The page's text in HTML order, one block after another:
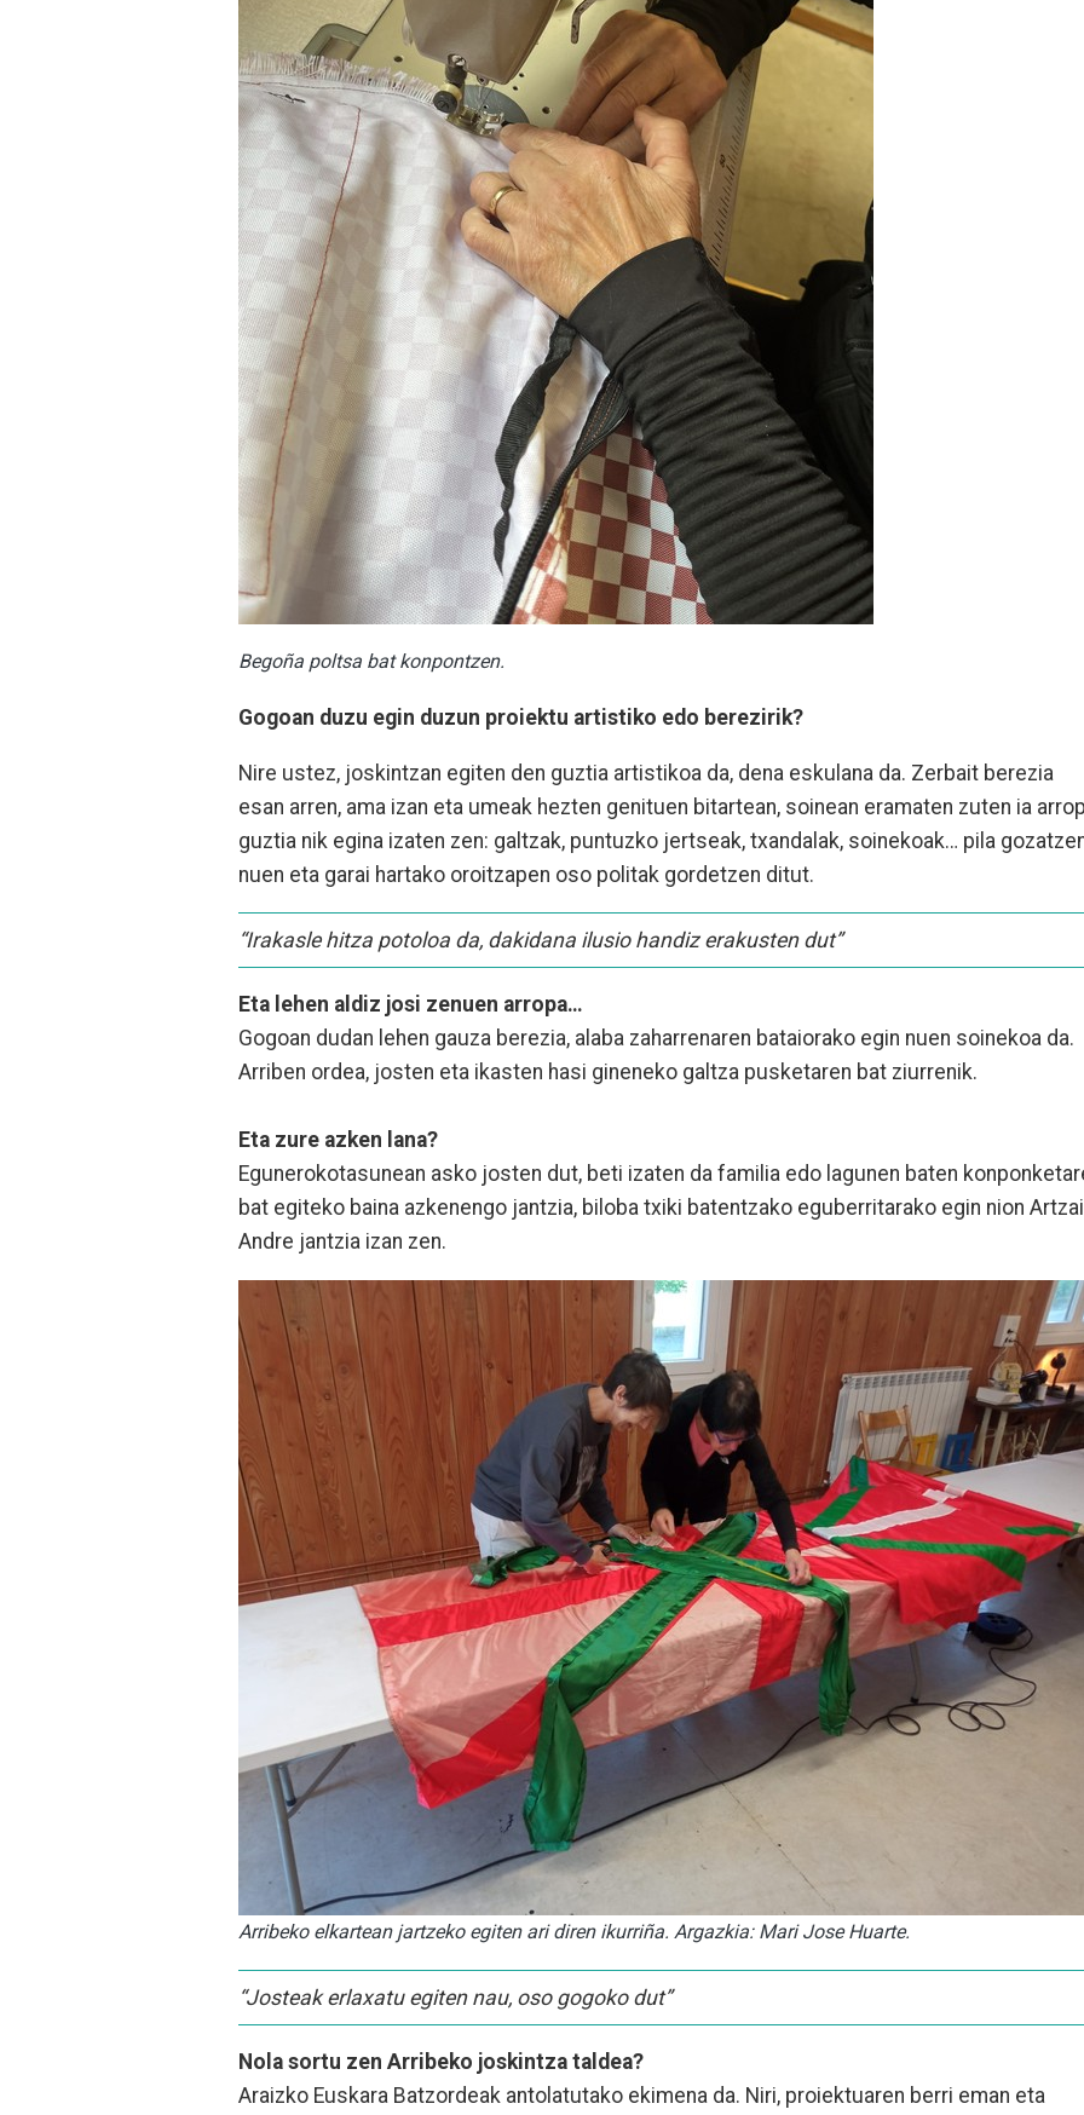
Begoña poltsa bat konpontzen.
Gogoan duzu egin duzun proiektu artistiko edo berezirik?
Nire ustez, joskintzan egiten den guztia artistikoa da, dena eskulana da. Zerbait berezia
esan arren, ama izan eta umeak hezten genituen bitartean, soinean eramaten zuten ia
guztia nik egina izaten zen: galtzak, puntuzko jertseak, txandalak, soinekoak… pila
nuen eta garai hartako oroitzapen oso politak gordetzen ditut.
“Irakasle hitza potoloa da, dakidana ilusio handiz erakusten dut”
Eta lehen aldiz josi zenuen arropa…
Gogoan dudan lehen gauza berezia, alaba zaharrenaren bataiorako egin nuen soinekoa da.
Arriben ordea, josten eta ikasten hasi gineneko galtza pusketaren bat ziurrenik.
Eta zure azken lana?
Egunerokotasunean asko josten dut, beti izaten da familia edo lagunen baten
bat egiteko baina azkenengo jantzia, biloba txiki batentzako eguberritarako egin nion
Andre jantzia izan zen.
Arribeko elkartean jartzeko egiten ari diren ikurriña. Argazkia: Mari Jose Huarte.
“Josteak erlaxatu egiten nau, oso gogoko dut”
Nola sortu zen Arribeko joskintza taldea?
Araizko Euskara Batzordeak antolatutako ekimena da. Niri, proiektuaren berri eman eta